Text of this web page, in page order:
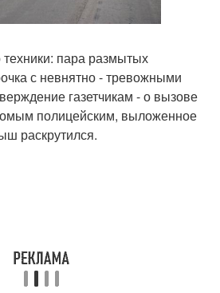
пара размытых
с невнятно - тревожными
газетчикам - о вызове
полицейским, выложенное
раскрутился.